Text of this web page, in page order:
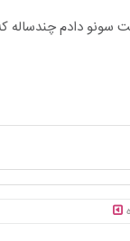
سونو دادم چندساله